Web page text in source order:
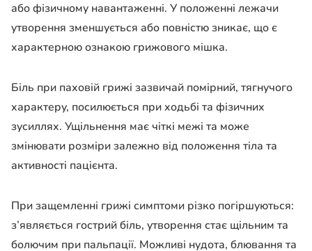
або фізичному навантаженні. У положенні лежачи
утворення зменшується або повністю зникає, що є
характерною ознакою грижового мішка.
Біль при паховій грижі зазвичай помірний, тягнучого
характеру, посилюється при ходьбі та фізичних
зусиллях. Ущільнення має чіткі межі та може
змінювати розміри залежно від положення тіла та
активності пацієнта.
При защемленні грижі симптоми різко погіршуються:
з’являється гострий біль, утворення стає щільним та
болючим при пальпації. Можливі нудота, блювання та